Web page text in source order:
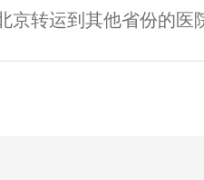
疗服务，而ICU救护车
京转运到其他省份的医
为了满足患者的医疗需